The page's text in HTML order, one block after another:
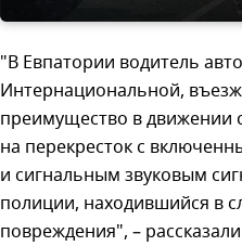
"В Евпатории водитель
Интернациональной,
преимущество в
на перекресток с
и сигнальным звуковым
полиции, находившийся в
повреждения", –